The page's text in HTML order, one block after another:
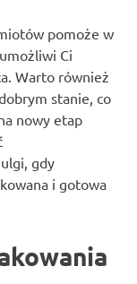
pomoże w
Ci
Warto również
stanie, co
nowy etap
gdy
i gotowa